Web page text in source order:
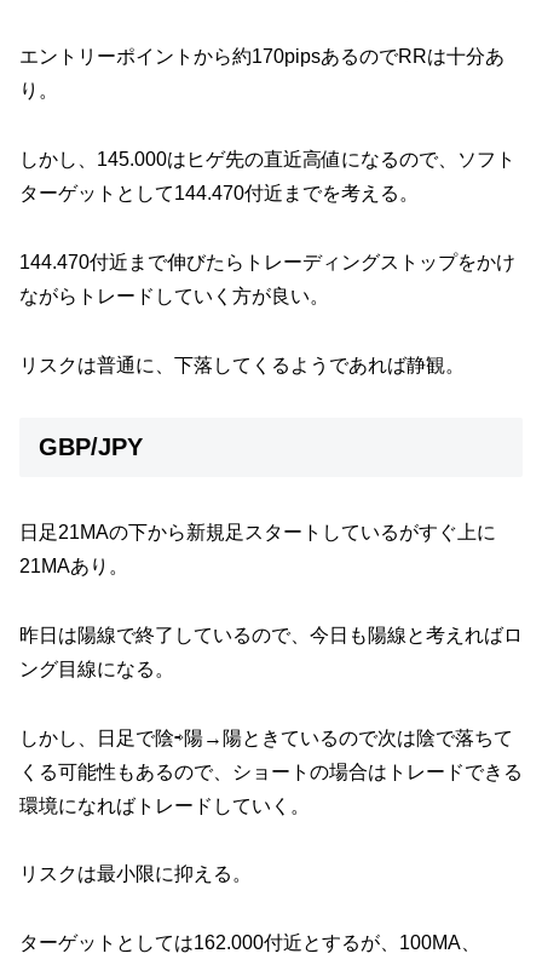
エントリーポイントから約170pipsあるのでRRは十分あ
り。
しかし、145.000はヒゲ先の直近高値になるので、ソフト
ターゲットとして144.470付近までを考える。
144.470付近まで伸びたらトレーディングストップをかけ
ながらトレードしていく方が良い。
リスクは普通に、下落してくるようであれば静観。
GBP/JPY
日足21MAの下から新規足スタートしているがすぐ上に
21MAあり。
昨日は陽線で終了しているので、今日も陽線と考えればロ
ング目線になる。
しかし、日足で陰⇨陽→陽ときているので次は陰で落ちて
くる可能性もあるので、ショートの場合はトレードできる
環境になればトレードしていく。
リスクは最小限に抑える。
ターゲットとしては162.000付近とするが、100MA、